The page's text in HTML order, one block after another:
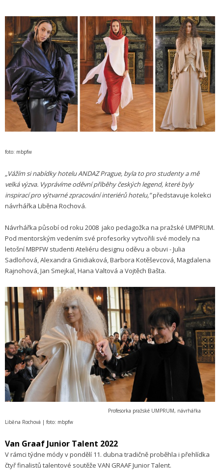
foto: mbpfw
„Vážím si nabídky hotelu ANDAZ Prague, byla to pro studenty a mě
velká výzva. Vyprávíme oděvní příběhy českých legend, které byly
inspirací pro výtvarné zpracování interiérů hotelu,”představuje kolekci
návrhářka Liběna Rochová.
Návrhářka působí od roku 2008 jako pedagožka na pražské UMPRUM.
Pod mentorským vedením své profesorky vytvořili své modely na
letošní MBPFW studenti Ateliéru designu oděvu a obuvi - Julia
Sadloňová, Alexandra Gnidiaková, Barbora Kotěševcová, Magdalena
Rajnohová, Jan Smejkal, Hana Valtová a Vojtěch Bašta.
Profesorka pražské UMPRUM, návrhářka
Liběna Rochová | foto: mbpfw
Van Graaf Junior Talent 2022
V rámci týdne módy v pondělí 11. dubna tradičně proběhla i přehlídka
čtyř finalistů talentové soutěže VAN GRAAF Junior Talent.